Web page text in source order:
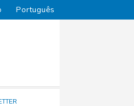
Português